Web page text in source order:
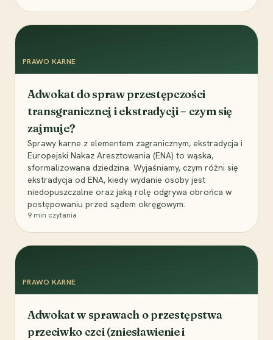
PRAWO KARNE
Adwokat do spraw przestępczości
transgranicznej i ekstradycji – czym się
zajmuje?
Sprawy karne z elementem zagranicznym, ekstradycja i
Europejski Nakaz Aresztowania (ENA) to wąska,
sformalizowana dziedzina. Wyjaśniamy, czym różni się
ekstradycja od ENA, kiedy wydanie osoby jest
niedopuszczalne oraz jaką rolę odgrywa obrońca w
postępowaniu przed sądem okręgowym.
9 min czytania
PRAWO KARNE
Adwokat w sprawach o przestępstwa
przeciwko czci (zniesławienie i